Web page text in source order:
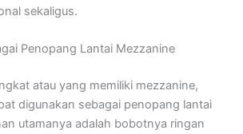
sekaligus.
Penopang Lantai Mezzanine
atau yang memiliki mezzanine,
digunakan sebagai penopang lantai
utamanya adalah bobotnya ringan